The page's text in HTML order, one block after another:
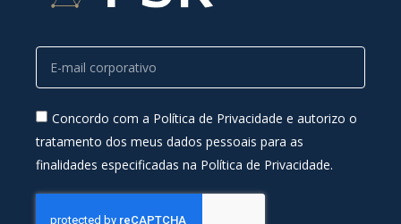
Concordo com a Política de Privacidade e autorizo o
tratamento dos meus dados pessoais para as
finalidades especificadas na Política de Privacidade.